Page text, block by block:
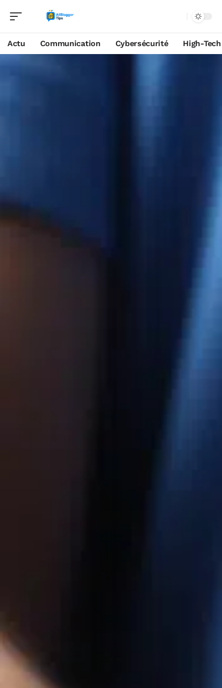
Actu Communication Cybersécurité High-Tech